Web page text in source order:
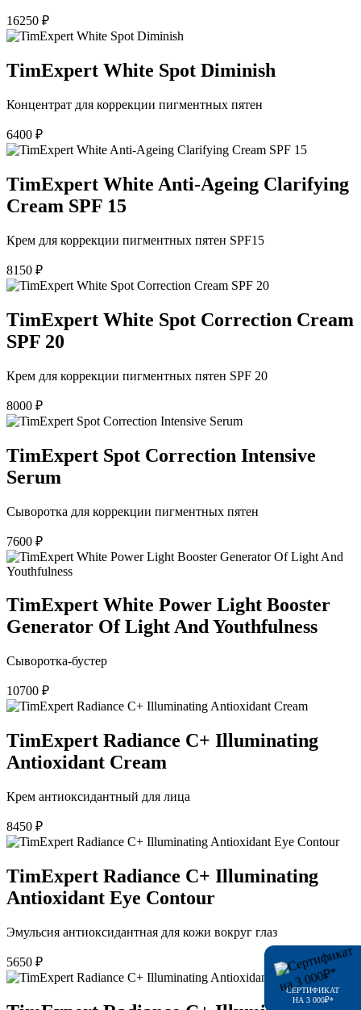
16250 ₽
TimExpert White Spot Diminish
Концентрат для коррекции пигментных пятен
6400 ₽
TimExpert White Anti-Ageing Clarifying
Cream SPF 15
Крем для коррекции пигментных пятен SPF15
8150 ₽
TimExpert White Spot Correction Cream
SPF 20
Крем для коррекции пигментных пятен SPF 20
8000 ₽
TimExpert Spot Correction Intensive
Serum
Сыворотка для коррекции пигментных пятен
7600 ₽
TimExpert White Power Light Booster
Generator Of Light And Youthfulness
Сыворотка-бустер
10700 ₽
TimExpert Radiance C+ Illuminating
Antioxidant Cream
Крем антиоксидантный для лица
8450 ₽
TimExpert Radiance C+ Illuminating
Antioxidant Eye Contour
Эмульсия антиоксидантная для кожи вокруг глаз
5650 ₽
СЕРТИФИКАТ
НА 3 000₽*